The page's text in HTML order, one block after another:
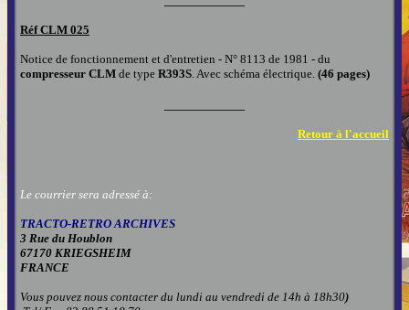
Réf CLM 025
Notice de fonctionnement et d'entretien - N° 8113 de 1981 - du
compresseur CLM de type R393S. Avec schéma électrique. (46 pages)
Retour à l'accueil
Le courrier sera adressé à:
TRACTO-RETRO ARCHIVES
3 Rue du Houblon
67170 KRIEGSHEIM
FRANCE
Vous pouvez nous contacter du lundi au vendredi de 14h à 18h30)